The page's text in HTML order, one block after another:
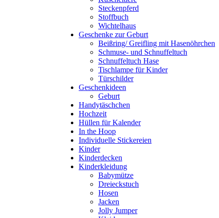
Steckenpferd
Stoffbuch
Wichtelhaus
Geschenke zur Geburt
Beißring/ Greifling mit Hasenöhrchen
Schmuse- und Schnuffeltuch
Schnuffeltuch Hase
Tischlampe für Kinder
Türschilder
Geschenkideen
Geburt
Handytäschchen
Hochzeit
Hüllen für Kalender
In the Hoop
Individuelle Stickereien
Kinder
Kinderdecken
Kinderkleidung
Babymütze
Dreieckstuch
Hosen
Jacken
Jolly Jumper